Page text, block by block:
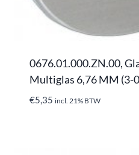
0676.01.000.ZN.00,
Multiglas 6,76 MM (3-
€5,35 incl. 21% BTW